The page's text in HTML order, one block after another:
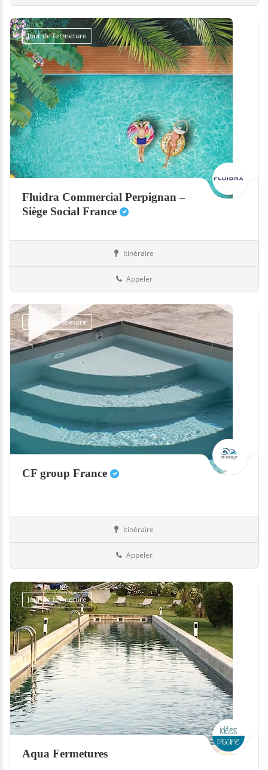
Jour de fermeture
Fluidra Commercial Perpignan –
Siège Social France
Itinéraire
Appeler
Jour de fermeture
CF group France
Itinéraire
Appeler
Jour de fermeture
Aqua Fermetures